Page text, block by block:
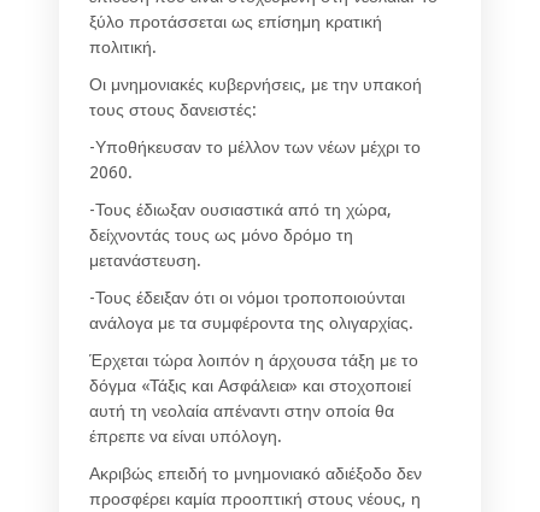
ξύλο προτάσσεται ως επίσημη κρατική
πολιτική.
Οι μνημονιακές κυβερνήσεις, με την υπακοή
τους στους δανειστές:
-Υποθήκευσαν το μέλλον των νέων μέχρι το
2060.
-Τους έδιωξαν ουσιαστικά από τη χώρα,
δείχνοντάς τους ως μόνο δρόμο τη
μετανάστευση.
-Τους έδειξαν ότι οι νόμοι τροποποιούνται
ανάλογα με τα συμφέροντα της ολιγαρχίας.
Έρχεται τώρα λοιπόν η άρχουσα τάξη με το
δόγμα «Τάξις και Ασφάλεια» και στοχοποιεί
αυτή τη νεολαία απέναντι στην οποία θα
έπρεπε να είναι υπόλογη.
Ακριβώς επειδή το μνημονιακό αδιέξοδο δεν
προσφέρει καμία προοπτική στους νέους, η